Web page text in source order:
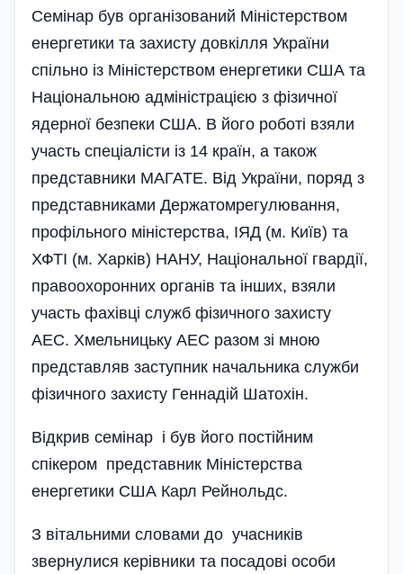
Семінар був організований Міністерством
енергетики та захисту довкілля України
спільно із Міністерством енергетики США та
Національною адміністрацією з фізичної
ядерної безпеки США. В його роботі взяли
участь спеціалісти із 14 країн, а також
представники МАГАТЕ. Від України, поряд з
представниками Держатомрегулювання,
профільного міністерства, ІЯД (м. Київ) та
ХФТІ (м. Харків) НАНУ, Національної гвардії,
правоохоронних органів та інших, взяли
участь фахівці служб фізичного захисту
АЕС. Хмельницьку АЕС разом зі мною
представляв заступник начальника служби
фізичного захисту Геннадій Шатохін.
Відкрив семінар і був його пості­йним
спікером представник Міністерства
енергетики США Карл Рейнольдс.
З вітальними словами до учасників
звернулися керівники та посадові особи